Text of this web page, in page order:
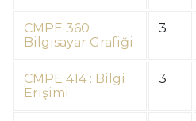
CMPE 360 :
Bilgisayar Grafiği
3
CMPE 414 : Bilgi
Erişimi
3